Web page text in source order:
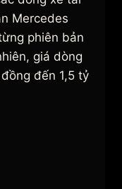
Mercedes
phiên bản
giá dòng
đến 1,5 tỷ